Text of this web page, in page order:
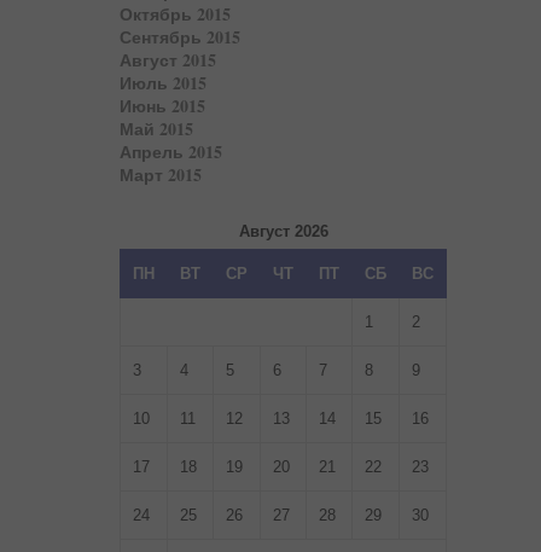
Октябрь 2015
Сентябрь 2015
Август 2015
Июль 2015
Июнь 2015
Май 2015
Апрель 2015
Март 2015
Август 2026
ПН ВТ СР ЧТ ПТ СБ ВС
1 2
3 4 5 6 7 8 9
10 11 12 13 14 15 16
17 18 19 20 21 22 23
24 25 26 27 28 29 30